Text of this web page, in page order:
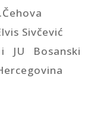
Sivčević
JU Bosanski